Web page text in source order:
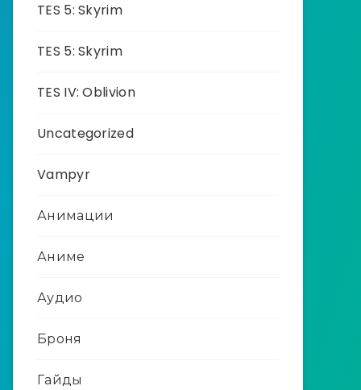
TES 5: Skyrim
TES 5: Skyrim
TES IV: Oblivion
Uncategorized
Vampyr
Анимации
Аниме
Аудио
Броня
Гайды